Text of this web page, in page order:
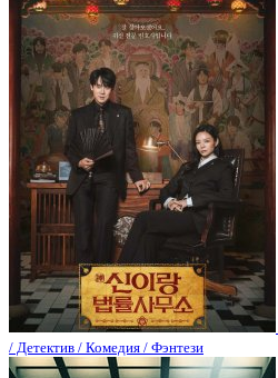
/ Детектив / Комедия / Фэнтези